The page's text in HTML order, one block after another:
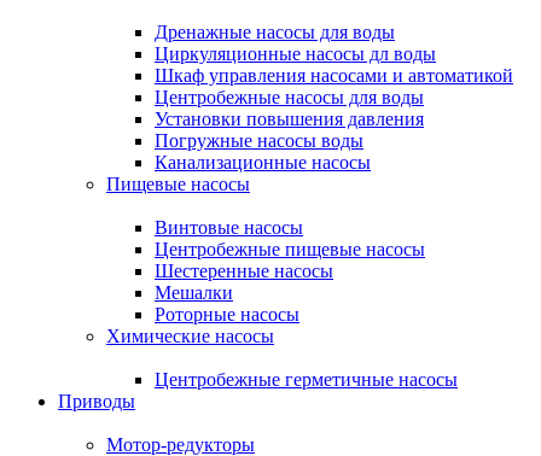
Дренажные насосы для воды
Циркуляционные насосы дл воды
Шкаф управления насосами и автоматикой
Центробежные насосы для воды
Установки повышения давления
Погружные насосы воды
Канализационные насосы
Пищевые насосы
Винтовые насосы
Центробежные пищевые насосы
Шестеренные насосы
Мешалки
Роторные насосы
Химические насосы
Центробежные герметичные насосы
Приводы
Мотор-редукторы